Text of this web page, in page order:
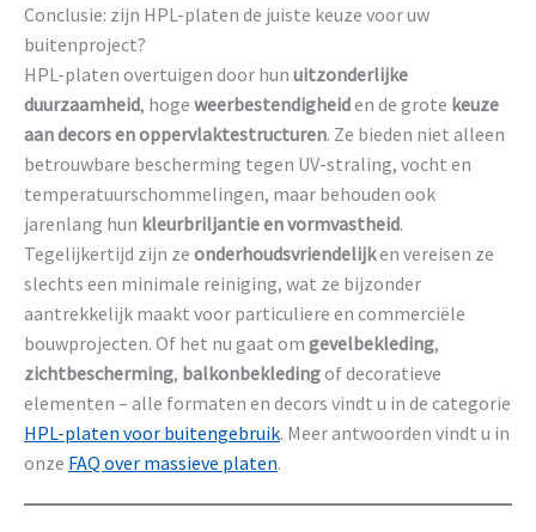
Conclusie: zijn HPL-platen de juiste keuze voor uw
buitenproject?
HPL-platen overtuigen door hun uitzonderlijke
duurzaamheid, hoge weerbestendigheiden de grote keuze
aan decors en oppervlaktestructuren. Ze bieden niet alleen
betrouwbare bescherming tegen UV-straling, vocht en
temperatuurschommelingen, maar behouden ook
jarenlang hun kleurbriljantie en vormvastheid.
Tegelijkertijd zijn ze onderhoudsvriendelijken vereisen ze
slechts een minimale reiniging, wat ze bijzonder
aantrekkelijk maakt voor particuliere en commerciële
bouwprojecten. Of het nu gaat om gevelbekleding,
zichtbescherming, balkonbekledingof decoratieve
elementen – alle formaten en decors vindt u in de categorie
HPL-platen voor buitengebruik. Meer antwoorden vindt u in
onze FAQ over massieve platen.